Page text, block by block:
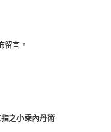
留言。
之小乘內丹術